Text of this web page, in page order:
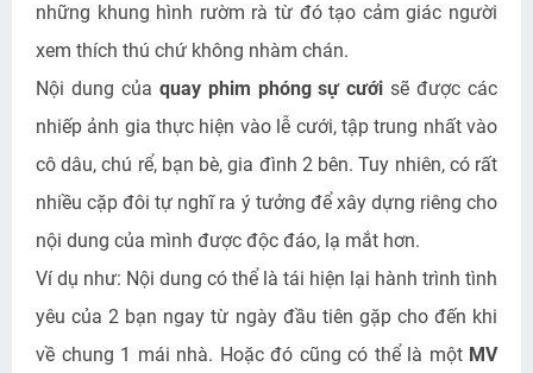
những khung hình rườm rà từ đó tạo cảm giác người
xem thích thú chứ không nhàm chán.
Nội dung của quay phim phóng sự cưới sẽ được các
nhiếp ảnh gia thực hiện vào lễ cưới, tập trung nhất vào
cô dâu, chú rể, bạn bè, gia đình 2 bên. Tuy nhiên, có rất
nhiều cặp đôi tự nghĩ ra ý tưởng để xây dựng riêng cho
nội dung của mình được độc đáo, lạ mắt hơn.
Ví dụ như: Nội dung có thể là tái hiện lại hành trình tình
yêu của 2 bạn ngay từ ngày đầu tiên gặp cho đến khi
về chung 1 mái nhà. Hoặc đó cũng có thể là mộtMV